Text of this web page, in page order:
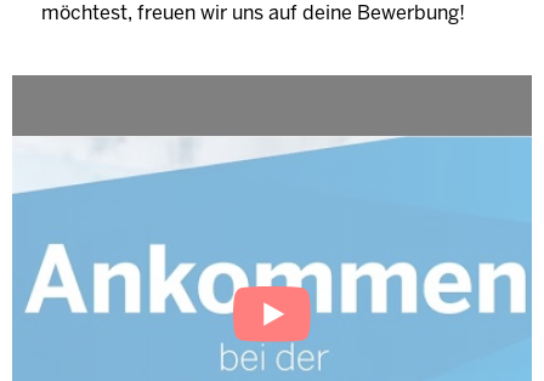
möchtest, freuen wir uns auf deine Bewerbung!